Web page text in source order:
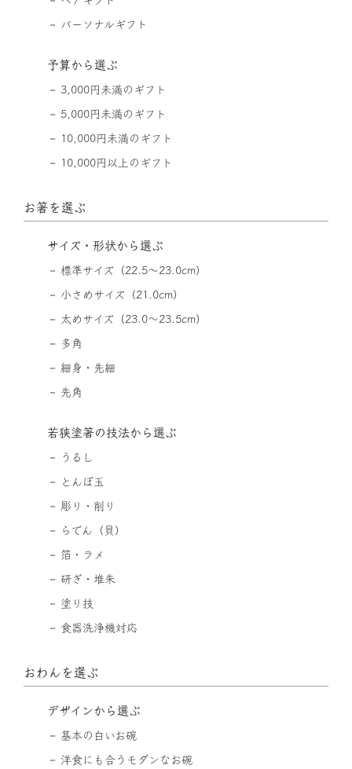
パーソナルギフト
予算から選ぶ
3,000円未満のギフト
5,000円未満のギフト
10,000円未満のギフト
10,000円以上のギフト
お箸を選ぶ
サイズ・形状から選ぶ
標準サイズ（22.5〜23.0cm）
小さめサイズ（21.0cm）
太めサイズ（23.0〜23.5cm）
多角
細身・先細
先角
若狭塗箸の技法から選ぶ
うるし
とんぼ玉
彫り・削り
らでん（貝）
箔・ラメ
研ぎ・堆朱
塗り技
食器洗浄機対応
おわんを選ぶ
デザインから選ぶ
基本の白いお碗
洋食にも合うモダンなお碗